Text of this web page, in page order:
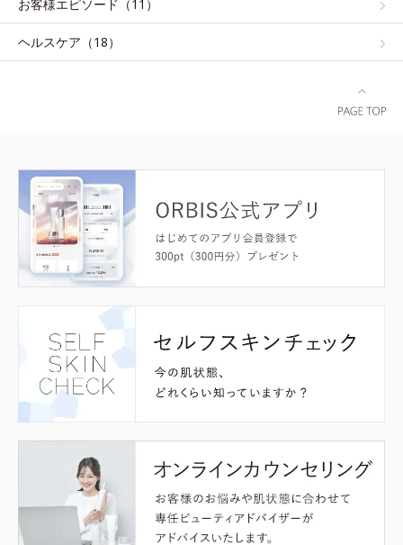
お客様エピソード（11）
ヘルスケア（18）